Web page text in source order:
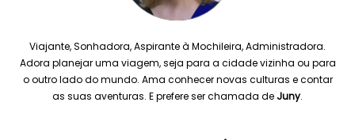
Viajante, Sonhadora, Aspirante à Mochileira, Administradora.
Adora planejar uma viagem, seja para a cidade vizinha ou para
o outro lado do mundo. Ama conhecer novas culturas e contar
as suas aventuras. E prefere ser chamada de Juny.